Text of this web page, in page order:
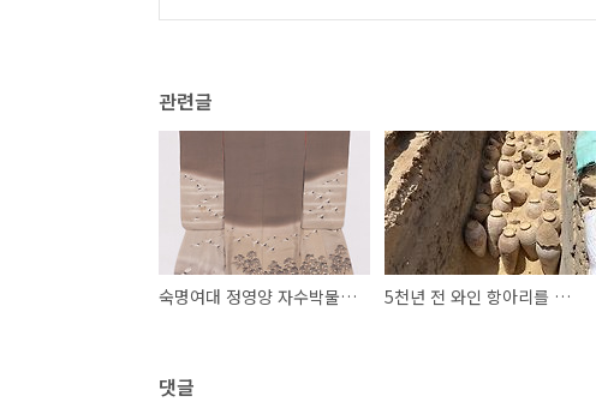
관련글
숙명여대 정영양 자수박물관, 개관 20주년 기념 특별전 개막 5천년 전 와인 항아리를 찾았다는 이집트 발굴소식
댓글